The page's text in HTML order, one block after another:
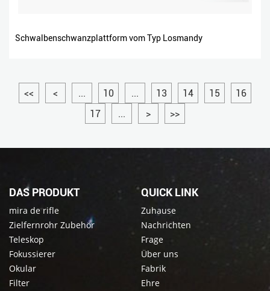
Schwalbenschwanzplattform vom Typ Losmandy
<< < ... 10 ... 13 14 15
16
17
... > >>
DAS PRODUKT
mira de rifle
Zielfernrohr Zubehör
Teleskop
Fokussierer
Okular
Filter
QUICK LINK
Zuhause
Nachrichten
Frage
Über uns
Fabrik
Ehre